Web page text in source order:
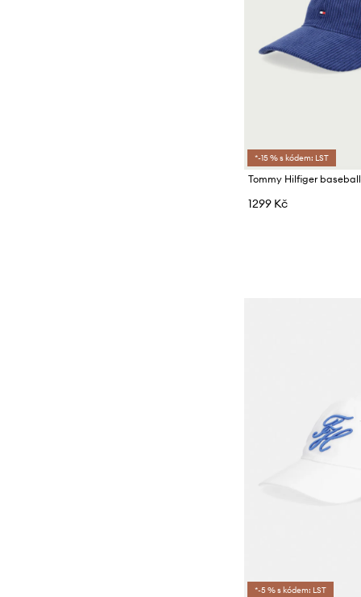
*-15 % s kódem: LST
1299 Kč
*-5 % s kódem: LST